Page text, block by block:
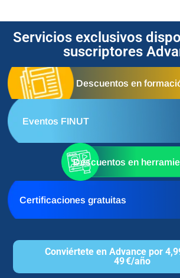
Servicios exclusivos
suscriptores
Descuentos en
Eventos FINUT
Descuentos en
Certificaciones gratuitas
Conviértete en Advance por
49 €/año